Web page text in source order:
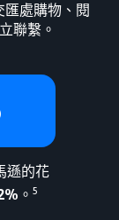
處購物、閱
聯繫。
遜的花
。 5